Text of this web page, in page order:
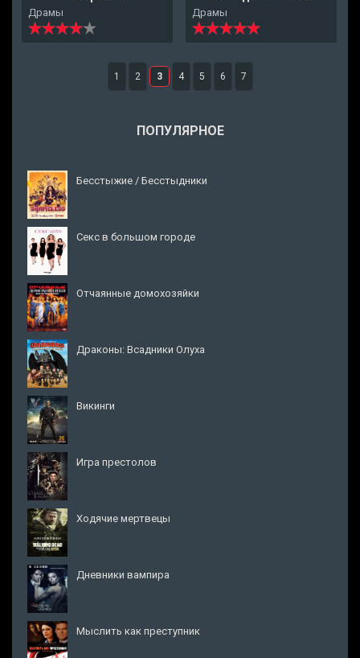
Драмы Драмы
1 2 3 4 5 6 7
ПОПУЛЯРНОЕ
Бесстыжие / Бесстыдники
Секс в большом городе
Отчаянные домохозяйки
Драконы: Всадники Олуха
Викинги
Игра престолов
Ходячие мертвецы
Дневники вампира
Мыслить как преступник